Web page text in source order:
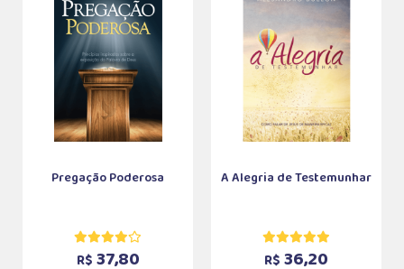
Pregação Poderosa
R$ 37,80
A Alegria de Testemunhar
R$ 36,20